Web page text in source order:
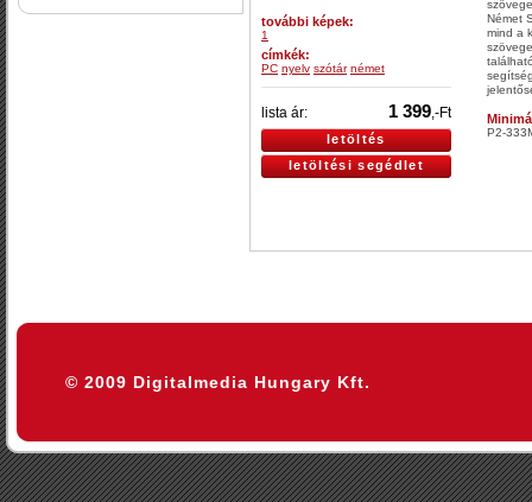
további képek:
1
címkék:
PC nyelv szótár német
lista ár: 1 399,-Ft
letöltés
letöltési segédlet
Német
mind a
P2-
© 2009 Digitalmedia Hungary Kft.